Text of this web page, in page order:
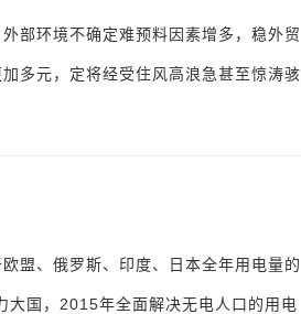
部环境不确定难预料因素增多，稳外贸
多元，定将经受住风高浪急甚至惊涛骇
盟、俄罗斯、印度、日本全年用电量的
国，2015年全面解决无电人口的用电